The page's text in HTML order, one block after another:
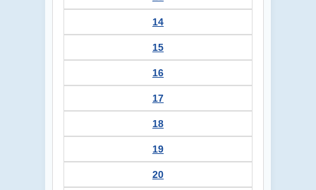
14
15
16
17
18
19
20